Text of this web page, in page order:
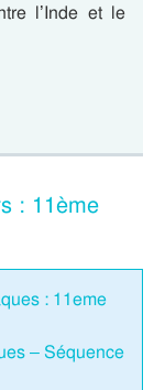
l’Inde et le
: 11ème
: 11eme
– Séquence